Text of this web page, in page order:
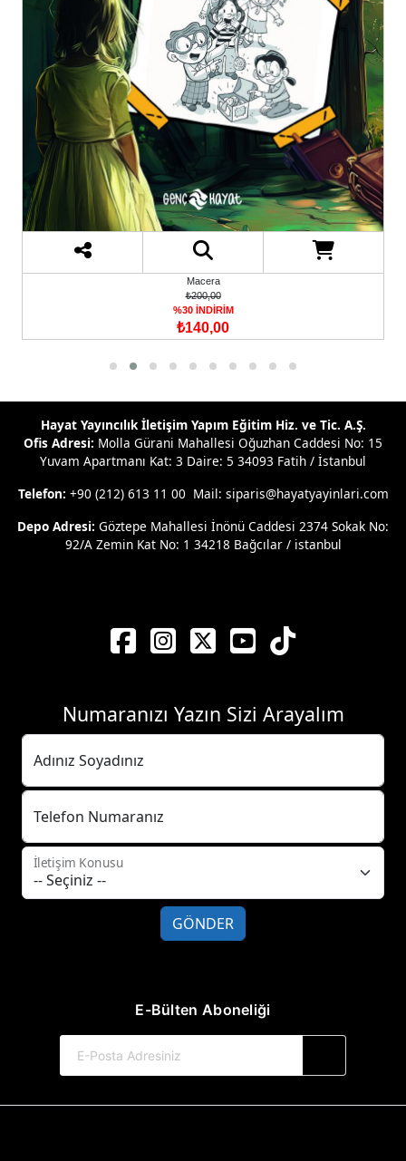
Macera
₺200,00
%30 İNDİRİM
₺140,00
Hayat Yayıncılık İletişim Yapım Eğitim Hiz. ve Tic. A.Ş.
Ofis Adresi: Molla Gürani Mahallesi Oğuzhan Caddesi No: 15
Yuvam Apartmanı Kat: 3 Daire: 5 34093 Fatih / İstanbul
Telefon: +90 (212) 613 11 00 Mail: siparis@hayatyayinlari.com
Depo Adresi: Göztepe Mahallesi İnönü Caddesi 2374 Sokak No:
92/A Zemin Kat No: 1 34218 Bağcılar / istanbul
Numaranızı Yazın Sizi Arayalım
Adınız Soyadınız
Telefon Numaranız
İletişim Konusu
GÖNDER
E-Bülten Aboneliği